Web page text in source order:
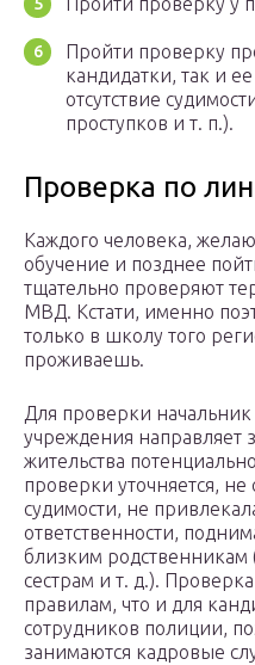
Пройти проверку
кандидатки, так и
отсутствие
проступков и т. п.).
Проверка по
Каждого человека,
обучение и позднее
тщательно проверяют
МВД. Кстати, именно
только в школу того
проживаешь.
Для проверки начальник
учреждения направляет
жительства
проверки уточняется, не
судимости, не
ответственности,
близким родственникам
сестрам и т. д.).
правилам, что и для
сотрудников полиции,
занимаются кадровые